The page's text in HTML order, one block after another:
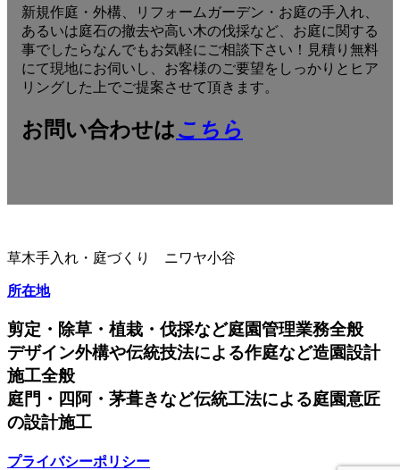
新規作庭・外構、リフォームガーデン・お庭の手入れ、
あるいは庭石の撤去や高い木の伐採など、お庭に関する
事でしたらなんでもお気軽にご相談下さい！見積り無料
にて現地にお伺いし、お客様のご要望をしっかりとヒア
リングした上でご提案させて頂きます。
お問い合わせはこちら
草木手入れ・庭づくり ニワヤ小谷
所在地
剪定・除草・植栽・伐採など庭園管理業務全般
デザイン外構や伝統技法による作庭など造園設計
施工全般
庭門・四阿・茅葺きなど伝統工法による庭園意匠
の設計施工
プライバシーポリシー